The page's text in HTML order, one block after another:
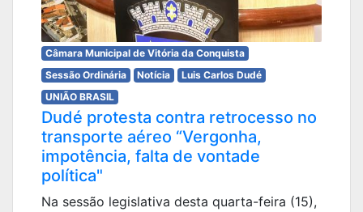
Câmara Municipal de Vitória da Conquista
Sessão Ordinária
Notícia
Luis Carlos Dudé
UNIÃO BRASIL
Dudé protesta contra retrocesso no
transporte aéreo “Vergonha,
impotência, falta de vontade
política"
Na sessão legislativa desta quarta-feira (15),